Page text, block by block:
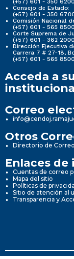
(+57) 601 - 350 6200
Consejo de Estado:
(+57) 601 - 350
Comisión Nacional
(+57) 601 - 565 8500
Corte Suprema de
(+57) 601 - 362 2000
Dirección Ejecutiva
Carrera 7 # 27-18,
(+57) 601 - 565 8500
Acceda a
Correo
Otros
Directorio de
Enlaces de
Cuentas de correo
Mapa del sitio
Políticas de
Sitio de atención al
Transparencia y